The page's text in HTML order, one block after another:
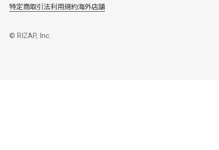
特定商取引法利用規約海外店舗
© RIZAP, Inc.